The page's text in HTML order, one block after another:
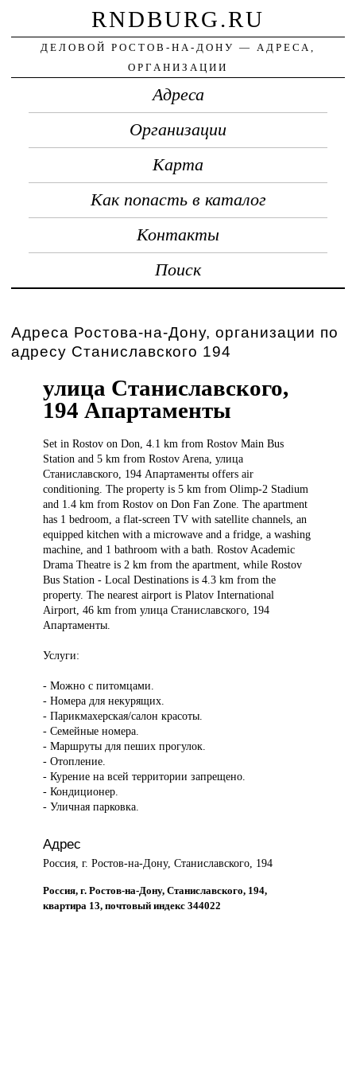
RNDBURG.RU
ДЕЛОВОЙ РОСТОВ-НА-ДОНУ — АДРЕСА,
ОРГАНИЗАЦИИ
Адреса
Организации
Карта
Как попасть в каталог
Контакты
Поиск
Адреса Ростова-на-Дону, организации по
адресу Станиславского 194
улица Станиславского,
194 Апартаменты
Set inRostov on Don, 4.1 km from Rostov Main Bus
Station and 5 km from Rostov Arena, улица
Станиславского, 194 Апартаменты offers air
conditioning. The property is 5 km from Olimp-2 Stadium
and 1.4 km from Rostov on Don Fan Zone. The apartment
has 1 bedroom, a flat-screen TV with satellite channels, an
equipped kitchen with a microwave and a fridge, a washing
machine, and 1 bathroom with a bath. Rostov Academic
Drama Theatre is 2 km from the apartment, while Rostov
Bus Station - Local Destinations is 4.3 km from the
property. The nearest airport is Platov International
Airport, 46 km from улица Станиславского, 194
Апартаменты.
Услуги:
- Можно с питомцами.
- Номера для некурящих.
- Парикмахерская/салон красоты.
- Семейные номера.
- Маршруты для пеших прогулок.
- Отопление.
- Курение на всей территории запрещено.
- Кондиционер.
- Уличная парковка.
Адрес
Россия, г. Ростов-на-Дону, Станиславского, 194
Россия, г. Ростов-на-Дону, Станиславского, 194,
квартира 13, почтовый индекс 344022